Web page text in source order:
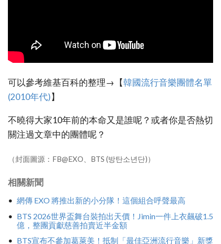
可以參考維基百科的整理→【韓國流行音樂團體名單
(2010年代)】
不曉得大家10年前的本命又是誰呢？或者你是否熱切
關注過文章中的團體呢？
（封面圖源：FB@EXO、BTS (방탄소년단)）
相關新聞
網傳 EXO 將推出新的小分隊！這個組合呼聲最高
BTS 2026世界盃舞台裝拍出天價！Jimin一件上衣飆破1.5
億，整團貢獻慈善拍賣近半金額
BTS宣布不參加葛萊美！抵制「最佳亞洲流行音樂」新獎